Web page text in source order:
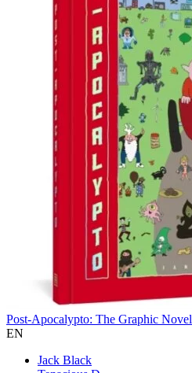
Post-Apocalypto: The Graphic Novel
EN
Jack Black